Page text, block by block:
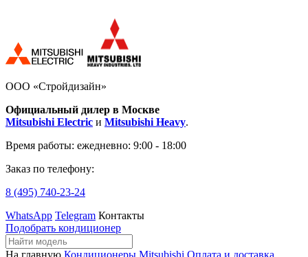
ООО «Стройдизайн»
Официальный дилер в Москве
Mitsubishi Electric и Mitsubishi Heavy.
Время работы: ежедневно: 9:00 - 18:00
Заказ по телефону:
8 (495) 740-23-24
WhatsApp Telegram Контакты
Подобрать кондиционер
На главную Кондиционеры Mitsubishi Оплата и доставка